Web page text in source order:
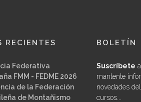
RECIENTES
Federativa
FMM - FEDME 2026
de la Federación
de Montañismo
BOLETÍN
Suscríbete
mantente
novedades
cursos...